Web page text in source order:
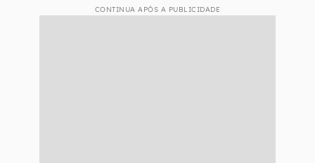
CONTINUA APÓS A PUBLICIDADE